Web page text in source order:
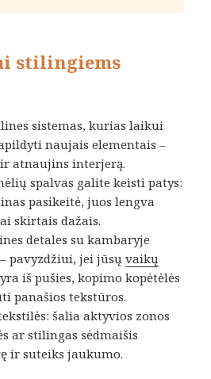
stilingiems
sistemas, kurias laikui
naujais elementais –
atnaujins interjerą.
spalvas galite keisti patys:
pasikeitė, juos lengva
skirtais dažais.
detales su kambaryje
pavyzdžiui, jei jūsųvaikų
yra iš pušies, kopimo kopėtėlės
panašios tekstūros.
šalia aktyvios zonos
ar stilingas sėdmaišis
ir suteiks jaukumo.